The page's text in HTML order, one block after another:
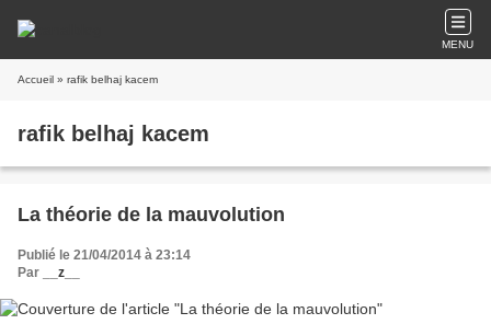
MENU
Accueil » rafik belhaj kacem
rafik belhaj kacem
La théorie de la mauvolution
Publié le 21/04/2014 à 23:14
Par
__z__